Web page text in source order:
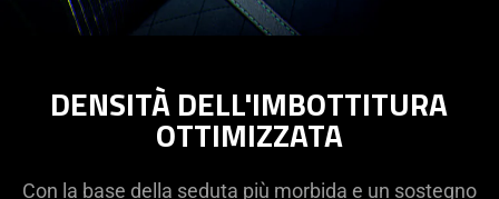
DENSITÀ DELL'IMBOTTITURA
OTTIMIZZATA
Con la base della seduta più morbida e un sostegno